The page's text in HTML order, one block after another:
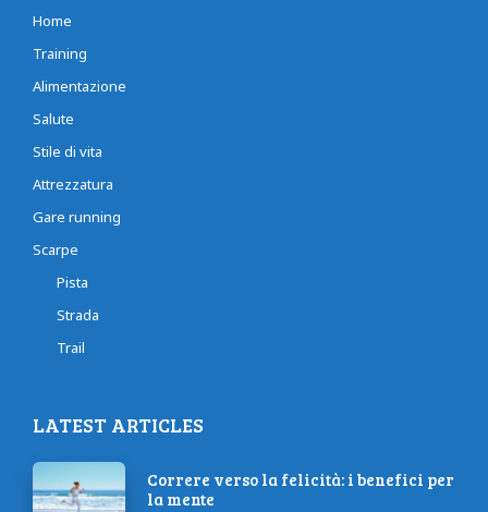
Home
Training
Alimentazione
Salute
Stile di vita
Attrezzatura
Gare running
Scarpe
Pista
Strada
Trail
LATEST ARTICLES
Correre verso la felicità: i benefici per
la mente